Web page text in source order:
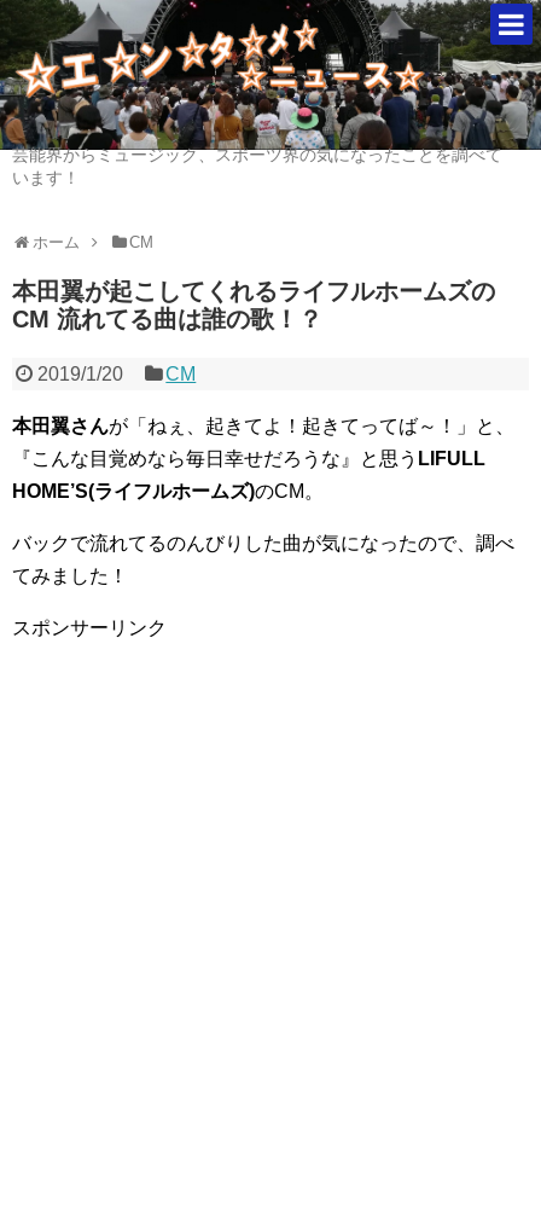
芸能界からミュージック、スポーツ界の気になったことを調べて
います！
ホーム CM
本田翼が起こしてくれるライフルホームズの
CM 流れてる曲は誰の歌！？
2019/1/20 CM
本田翼さんが「ねぇ、起きてよ！起きてってば～！」と、
『こんな目覚めなら毎日幸せだろうな』と思う LIFULL
HOME’S(ライフルホームズ)のCM。
バックで流れてるのんびりした曲が気になったので、調べ
てみました！
スポンサーリンク